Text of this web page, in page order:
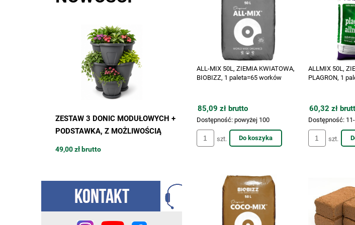
ZESTAW 3 DONIC MODUŁOWYCH +
PODSTAWKA, Z MOŻLIWOŚCIĄ
49,00 zł brutto
DONICZKA MODUŁOWA DO
BUDOWY WIEŻY Z ROŚLIN, 1 SZT. /
13L / 42x42x18cm (bez
15,94 zł brutto 9,98
ALL-MIX 50L, ZIEMIA KWIATOWA,
BIOBIZZ, 1 paleta=65 worków
85,09 zł brutto
Dostępność: powyżej 100
szt. Do koszyka
ALLMIX 50L,
PLAGRON, 1
60,32 zł
Dostępność:
szt.